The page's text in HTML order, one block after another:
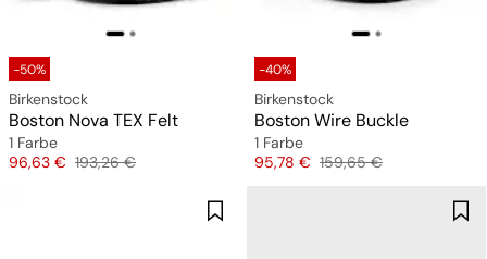
-50%
Birkenstock
Boston Nova TEX Felt
1 Farbe
Preis
96,63 € Originalpreis
193,26 €
-40%
Birkenstock
Boston Wire Buckle
1 Farbe
Preis
95,78 € Originalpreis
159,65 €